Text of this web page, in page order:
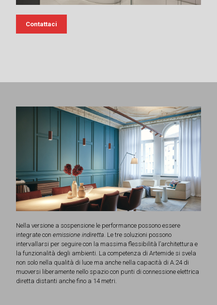
Contattaci
Nella versione a sospensione le performance possono essere
integrate con emissione indiretta. Le tre soluzioni possono
intervallarsi per seguire con la massima flessibilità l’architettura e
la funzionalità degli ambienti. La competenza di Artemide si svela
non solo nella qualità di luce ma anche nella capacità di A.24 di
muoversi liberamente nello spazio con punti di connessione elettrica
diretta distanti anche fino a 14 metri.